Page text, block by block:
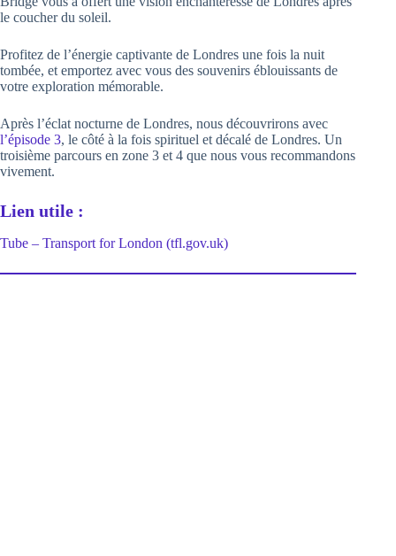
le coucher du soleil.
Profitez de l’énergie captivante de Londres une fois la nuit
tombée, et emportez avec vous des souvenirs éblouissants de
votre exploration mémorable.
Après l’éclat nocturne de Londres, nous découvrirons avec
l’épisode 3, le côté à la fois spirituel et décalé de Londres. Un
troisième parcours en zone 3 et 4 que nous vous recommandons
vivement.
Lien utile :
Tube – Transport for London (tfl.gov.uk)